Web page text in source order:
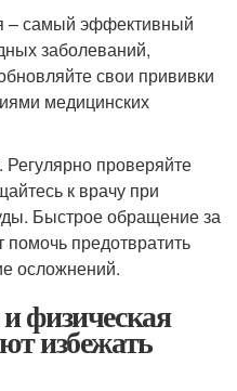
– самый эффективный
заболеваний,
свои прививки
медицинских
проверяйте
к врачу при
Быстрое обращение за
предотвратить
осложнений.
физическая
избежать